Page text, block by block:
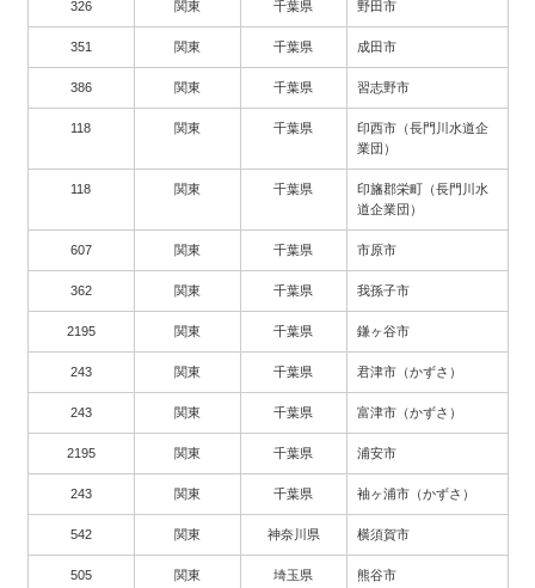
326 関東 千葉県 野田市
351 関東 千葉県 成田市
386 関東 千葉県 習志野市
118 関東 千葉県
印西市（長門川水道企
業団）
118 関東 千葉県
印旛郡栄町（長門川水
道企業団）
607 関東 千葉県 市原市
362 関東 千葉県 我孫子市
2195 関東 千葉県 鎌ヶ谷市
243 関東 千葉県 君津市（かずさ）
243 関東 千葉県 富津市（かずさ）
2195 関東 千葉県 浦安市
243 関東 千葉県 袖ヶ浦市（かずさ）
542 関東 神奈川県 横須賀市
505 関東 埼玉県 熊谷市